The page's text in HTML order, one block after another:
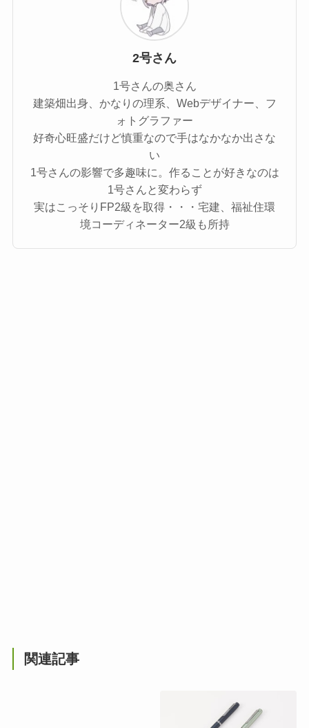
2号さん
1号さんの奥さん
建築畑出身、かなりの理系、Webデザイナー、フ
ォトグラファー
好奇心旺盛だけど慎重なので手はなかなか出さな
い
1号さんの影響で多趣味に。作ることが好きなのは
1号さんと変わらず
実はこっそりFP2級を取得・・・宅建、福祉住環
境コーディネーター2級も所持
関連記事